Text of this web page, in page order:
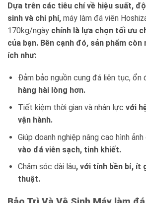
Dựa trên các tiêu chí về hiệu suất,
sinh và chi phí, máy làm đá viên
170kg/ngày chính là lựa chọn tối ưu
của bạn. Bên cạnh đó, sản phẩm còn
ích như:
Đảm bảo nguồn cung đá liên tục, ổn
hàng hài lòng hơn.
Tiết kiệm thời gian và nhân lực với
vận hành.
Giúp doanh nghiệp nâng cao hình
vào đá viên sạch, tinh khiết.
Chăm sóc dài lâu, với tính bền bỉ, ít
thuật.